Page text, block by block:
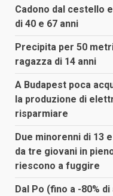
Cadono dal cestello
di 40 e 67 anni
Precipita per 50
ragazza di 14 anni
A Budapest poca
la produzione di
risparmiare
Due minorenni di 13
da tre giovani in
riescono a fuggire
Dal Po (fino a -80%